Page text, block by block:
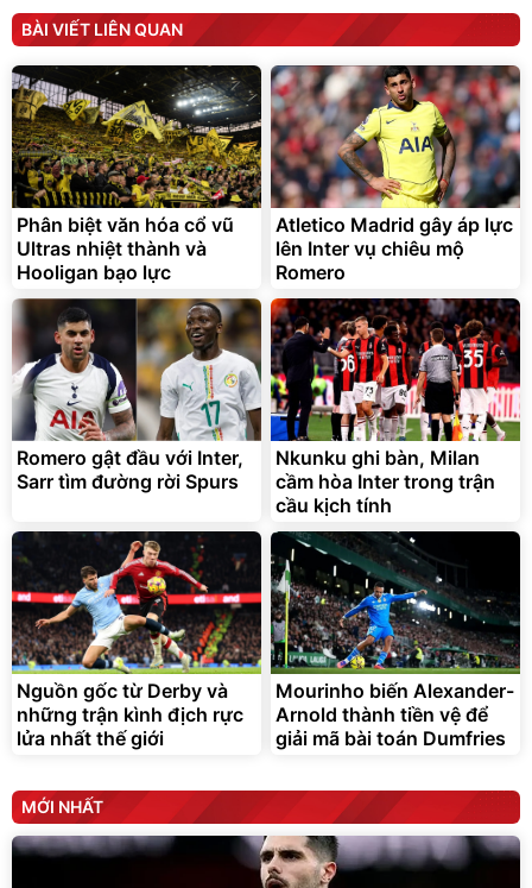
tức thì Vaseline Body
190.000đ
138.330đ
Discount
D2-001 - Thông Minh
3.000.000
2.200.000đ
Flash Sale
Unmute
Vali Bamozo Khung Nhôm
9066 Size 20/24/28 Cao
Cấp
1.000.000đ
825.000đ
Flash Sale
Lót ghế ôtô, nâng lưng
chống nóng giúp thoải mái
trong di chuyển
295.000đ
Đã bán nhiều
BÀI VIẾT LIÊN QUAN
Phân biệt văn hóa cổ vũ
Ultras nhiệt thành và
Hooligan bạo lực
Atletico Madrid gây áp lực
lên Inter vụ chiêu mộ
Romero
Romero gật đầu với Inter,
Sarr tìm đường rời Spurs
Nkunku ghi bàn, Milan
cầm hòa Inter trong trận
cầu kịch tính
Nguồn gốc từ Derby và
những trận kình địch rực
lửa nhất thế giới
Mourinho biến Alexander-
Arnold thành tiền vệ để
giải mã bài toán Dumfries
MỚI NHẤT